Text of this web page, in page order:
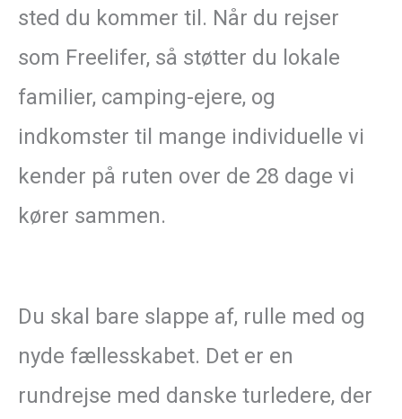
sted du kommer til. Når du rejser
som Freelifer, så støtter du lokale
familier, camping-ejere, og
indkomster til mange individuelle vi
kender på ruten over de 28 dage vi
kører sammen.
Du skal bare slappe af, rulle med og
nyde fællesskabet. Det er en
rundrejse med danske turledere, der